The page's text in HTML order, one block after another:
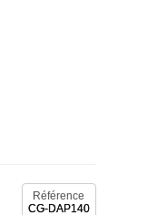
Référence
CG-DAP140